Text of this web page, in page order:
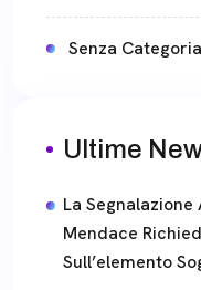
Senza Categoria
Ultime
La Segnalazione
Mendace
Sull’elemento